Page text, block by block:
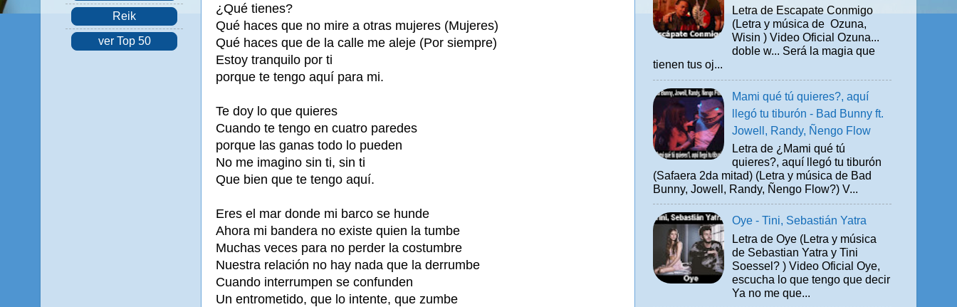
¿Qué tienes?
Qué haces que no mire a otras mujeres (Mujeres)
Qué haces que de la calle me aleje (Por siempre)
Estoy tranquilo por ti
porque te tengo aquí para mi.
Te doy lo que quieres
Cuando te tengo en cuatro paredes
porque las ganas todo lo pueden
No me imagino sin ti, sin ti
Que bien que te tengo aquí.
Eres el mar donde mi barco se hunde
Ahora mi bandera no existe quien la tumbe
Muchas veces para no perder la costumbre
Nuestra relación no hay nada que la derrumbe
Cuando interrumpen se confunden
Un entrometido, que lo intente, que zumbe
Reik
ver Top 50
Letra de Escapate Conmigo
(Letra y música de Ozuna,
Wisin ) Video Oficial Ozuna...
doble w... Será la magia que
tienen tus oj...
Mami qué tú quieres?, aquí
llegó tu tiburón - Bad Bunny ft.
Jowell, Randy, Ñengo Flow
Letra de ¿Mami qué tú
quieres?, aquí llegó tu tiburón
(Safaera 2da mitad) (Letra y música de Bad
Bunny, Jowell, Randy, Ñengo Flow?) V...
Oye - Tini, Sebastián Yatra
Letra de Oye (Letra y música
de Sebastian Yatra y Tini
Soessel? ) Video Oficial Oye,
escucha lo que tengo que decir
Ya no me que...